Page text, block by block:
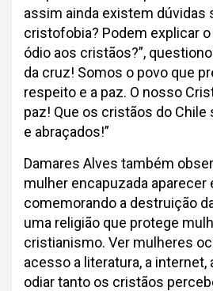
assim ainda existem dúvidas
cristofobia? Podem explicar
ódio aos cristãos?”,
da cruz! Somos o povo que
respeito e a paz. O nosso
paz! Que os cristãos do
e abraçados!”
Damares Alves também
mulher encapuzada aparecer
comemorando a destruição
uma religião que protege
cristianismo. Ver mulheres
acesso a literatura, a
odiar tanto os cristãos